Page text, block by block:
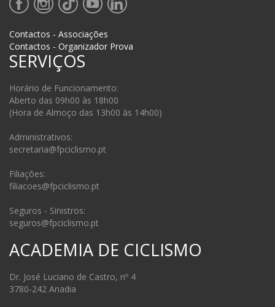
Contactos - Associações
Contactos - Organizador Prova
SERVIÇOS
Horário de Funcionamento:
Aberto das 09h00 às 18h00
(Hora de Almoço das 13h00 às 14h00)
Administrativos:
secretaria@fpciclismo.pt
Filiações:
filiacoes@fpciclismo.pt
Seguros - Sinistros:
seguros@fpciclismo.pt
ACADEMIA DE CICLISMO
Dr. José Luciano de Castro, nº 4
3780-242 Anadia